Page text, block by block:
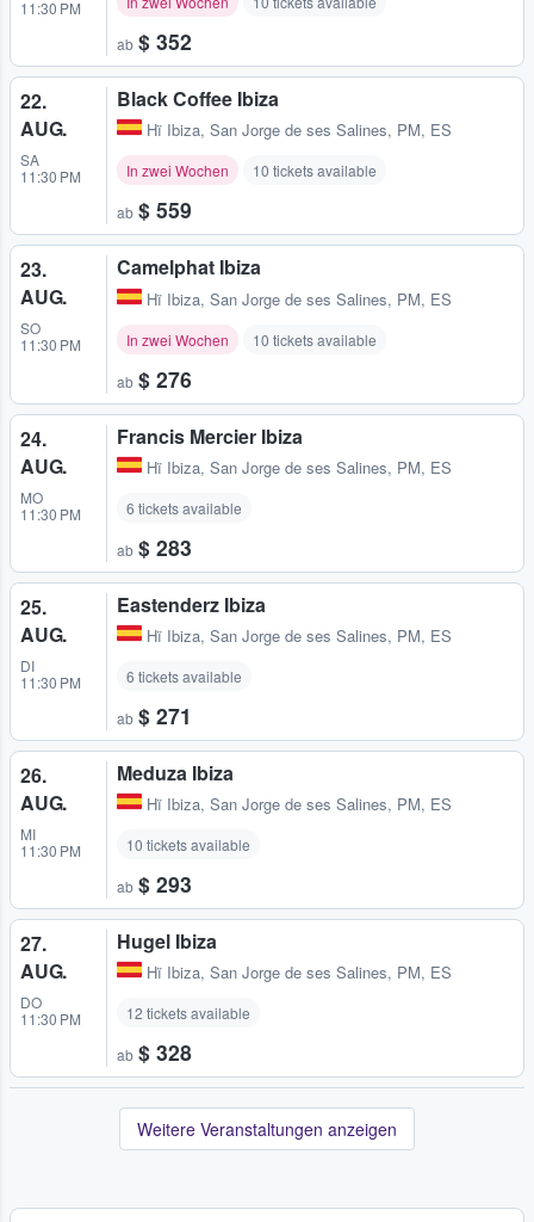
11:30 PM
ab $ 352
22.
AUG.
SA
11:30 PM
Black Coffee Ibiza
Hï Ibiza, San Jorge de ses Salines, PM, ES
In zwei Wochen 10 tickets available
ab $ 559
23.
AUG.
SO
11:30 PM
Camelphat Ibiza
Hï Ibiza, San Jorge de ses Salines, PM, ES
In zwei Wochen 10 tickets available
ab $ 276
24.
AUG.
MO
11:30 PM
Francis Mercier Ibiza
Hï Ibiza, San Jorge de ses Salines, PM, ES
6 tickets available
ab $ 283
25.
AUG.
DI
11:30 PM
Eastenderz Ibiza
Hï Ibiza, San Jorge de ses Salines, PM, ES
6 tickets available
ab $ 271
26.
AUG.
MI
11:30 PM
Meduza Ibiza
Hï Ibiza, San Jorge de ses Salines, PM, ES
10 tickets available
ab $ 293
27.
AUG.
DO
11:30 PM
Hugel Ibiza
Hï Ibiza, San Jorge de ses Salines, PM, ES
12 tickets available
ab $ 328
Weitere Veranstaltungen anzeigen